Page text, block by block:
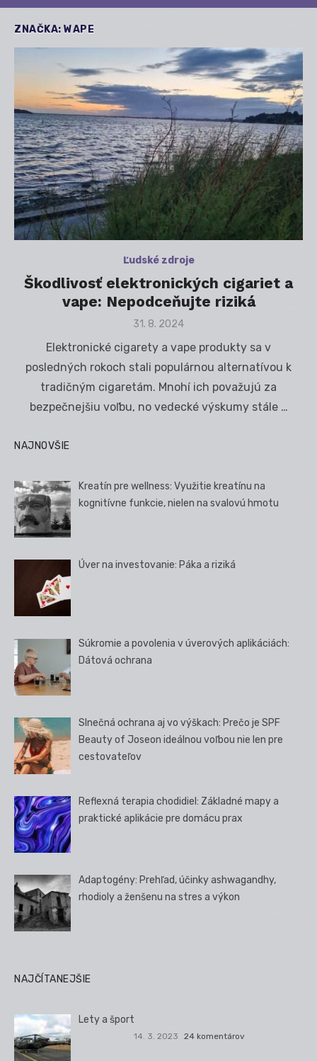
ZNAČKA: WAPE
Ľudské zdroje
Škodlivosť elektronických cigariet a
vape: Nepodceňujte riziká
Posted
31. 8. 2024
Elektronické cigarety a vape produkty sa v
posledných rokoch stali populárnou alternatívou k
tradičným cigaretám. Mnohí ich považujú za
bezpečnejšiu voľbu, no vedecké výskumy stále …
NAJNOVŠIE
Kreatín pre wellness: Využitie kreatínu na
kognitívne funkcie, nielen na svalovú hmotu
Úver na investovanie: Páka a riziká
Súkromie a povolenia v úverových aplikáciách:
Dátová ochrana
Slnečná ochrana aj vo výškach: Prečo je SPF
Beauty of Joseon ideálnou voľbou nie len pre
cestovateľov
Reflexná terapia chodidiel: Základné mapy a
praktické aplikácie pre domácu prax
Adaptogény: Prehľad, účinky ashwagandhy,
rhodioly a ženšenu na stres a výkon
NAJČÍTANEJŠIE
Lety a šport
14. 3. 2023 24 komentárov